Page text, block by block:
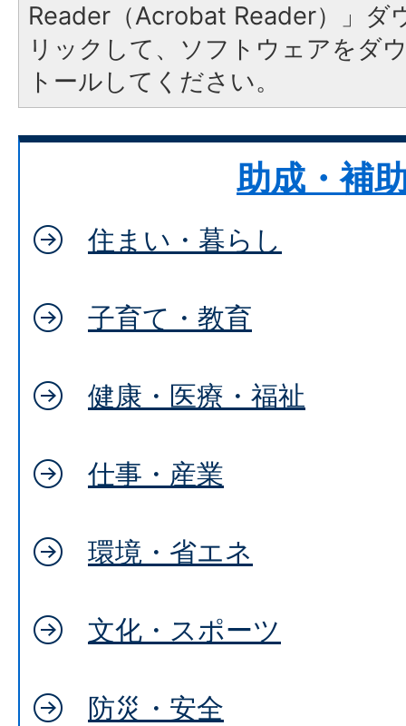
Reader（Acrobat Reader）」ダ
リックして、ソフトウェアをダ
トールしてください。
助成・補
住まい・暮らし
子育て・教育
健康・医療・福祉
仕事・産業
環境・省エネ
文化・スポーツ
防災・安全